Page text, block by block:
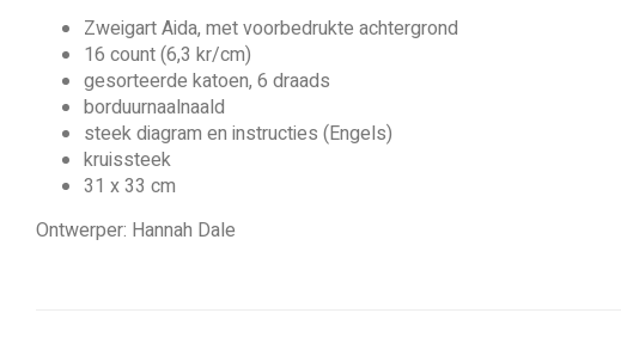
Zweigart Aida, met voorbedrukte achtergrond
16 count (6,3 kr/cm)
gesorteerde katoen, 6 draads
borduurnaalnaald
steek diagram en instructies (Engels)
kruissteek
31 x 33 cm
Ontwerper: Hannah Dale